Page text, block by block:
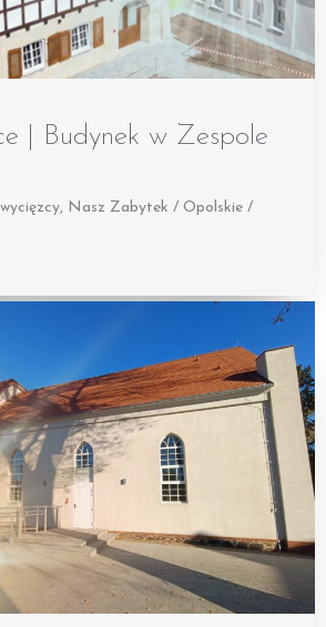
| Budynek w Zespole
, Nasz Zabytek / Opolskie /